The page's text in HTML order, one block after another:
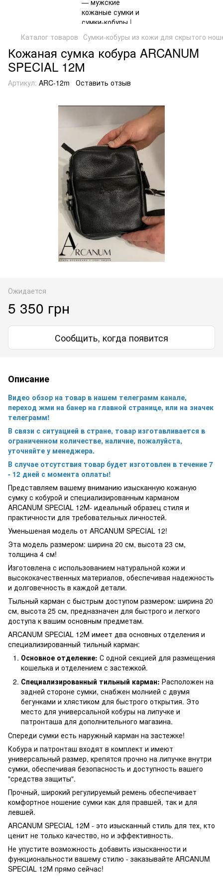
Каталог товаров Сумки-кобуры из кожи для скрытого
Кожаная сумка кобура ARCANUM
SPECIAL 12М
Артикул: ARC-12m Оставить отзыв
Ожидается
5 350 грн
Сообщить, когда появится
Описание
Видео обзор на товар в нашем телеграмм канале,
переход жми на банер на главной странице, или на значек
телеграмм!
В связи с ситуацией в стране, товар изготавливается в
ограниченном количестве, наличие, пожалуйста,
уточняйте у менеджера.
В случае отсутствия товар будет изготовлен в течение 7
- 12 дней с момента оплаты!
Представляем вашему вниманию изысканную кожаную
сумку с кобурой и специализированным карманом
ARCANUM SPECIAL 12М- идеальный образец стиля и
практичности для требовательных личностей.
Уменьшеная модель от ARCANUM SPECIAL 12!
Эта модель размером: ширина 20 см, высота 23 см,
толщина 4 см!
Изготовлена с использованием натуральной кожи и
высококачественных материалов, обеспечивая надежность
и долговечность в каждой детали.
Тыльный карман с быстрым доступом размером: ширина 20
см, высота 25 см, предназначен для быстрого и легкого
доступа к вашим основным предметам.
ARCANUM SPECIAL 12М имеет два основных отделения и
специализированный тильный карман:
Основное отделение: С одной секцией для размещения
кошелька и отделением с застежкой.
Специализированный тильный карман: Расположен на
задней стороне сумки, снабжен молнией с двумя
бегунками и хлястиком для быстрого открытия. Это
место для универсальной кобуры на липучке и
патронташа для дополнительного магазина.
Спереди сумки есть наружный карман на застежке!
Кобура и патронташ входят в комплект и имеют
универсальный размер, крепятся прочно на липучке внутри
сумки, обеспечивая безопасность и доступность вашего
"средства защиты".
Прочный, широкий регулируемый ремень обеспечивает
комфортное ношение сумки как для правшей, так и для
левшей.
ARCANUM SPECIAL 12М - это изысканный стиль для тех, кто
ценит не только качество, но и эффективность.
Не упустите возможность добавить изысканности и
функциональности вашему стилю - заказывайте ARCANUM
SPECIAL 12М прямо сейчас!